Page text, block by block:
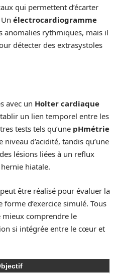
qui permettent d’écarter
électrocardiogramme
anomalies rythmiques, mais il
détecter des extrasystoles
avec un Holter cardiaque
un lien temporel entre les
tests tels qu’une pHmétrie
niveau d’acidité, tandis qu’une
lésions liées à un reflux
hiatale.
être réalisé pour évaluer la
d’exercice simulé. Tous
mieux comprendre le
si intégrée entre le cœur et